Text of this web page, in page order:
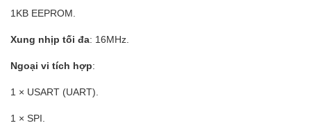
1KB EEPROM.
Xung nhịp tối đa: 16MHz.
Ngoại vi tích hợp:
1 × USART (UART).
1 × SPI.